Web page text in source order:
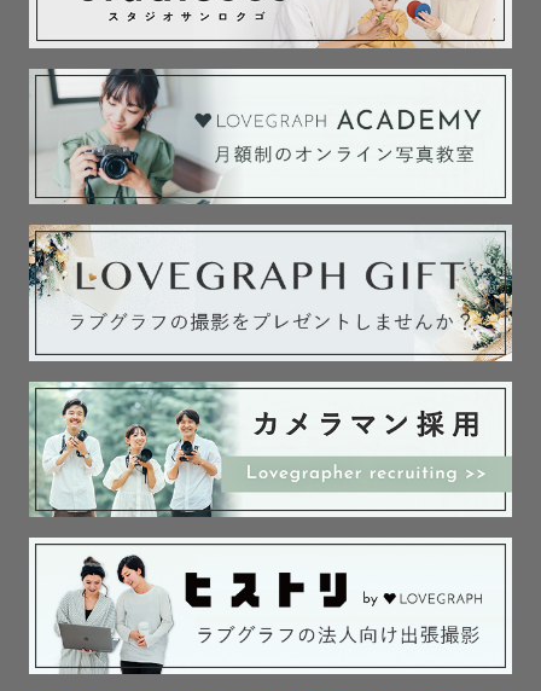
￣￣￣￣￣￣￣￣￣￣￣￣￣￣￣￣￣￣￣￣￣￣
【撮影可能地域】
関西圏（奈良を中心に大阪、京都、兵庫、三重、滋賀）を
メインに活動しており
関西以外の地域も交通費を頂ければどこへでも行かせて頂
きます！
公共交通機関だけでなく車も所持しておりますのでお気軽
にご相談ください◎
※関西圏内でも往復交通費が3,000円を超える場合は相談
させて頂く場合がございます。
【撮影許可と申請について】
撮影は商用撮影となりますので、撮影許可書申請が必要な
場合はゲスト様に申請をお願いしております。
また、撮影場所の利用料金等につきましても、ゲスト様に
ご負担いただいておりますので予めご了承ください。